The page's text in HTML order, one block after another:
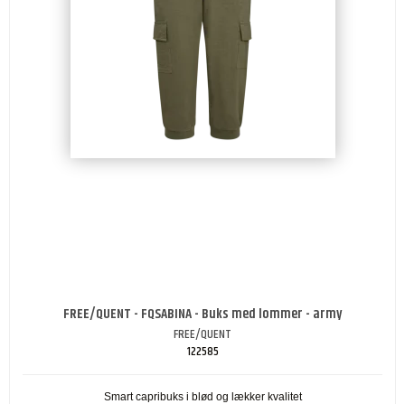
FREE/QUENT - FQSABINA - Buks med lommer - army
FREE/QUENT
122585
Smart capribuks i blød og lækker kvalitet